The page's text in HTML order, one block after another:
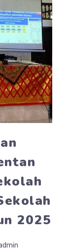
2025